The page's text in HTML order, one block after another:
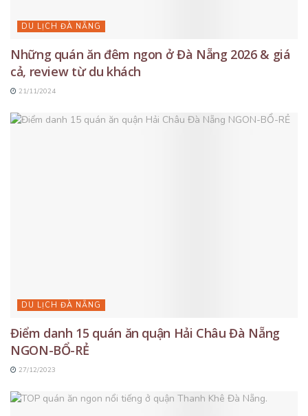
DU LỊCH ĐÀ NẴNG
Những quán ăn đêm ngon ở Đà Nẵng 2026 & giá
cả, review từ du khách
21/11/2024
DU LỊCH ĐÀ NẴNG
Điểm danh 15 quán ăn quận Hải Châu Đà Nẵng
NGON-BỔ-RẺ
27/12/2023